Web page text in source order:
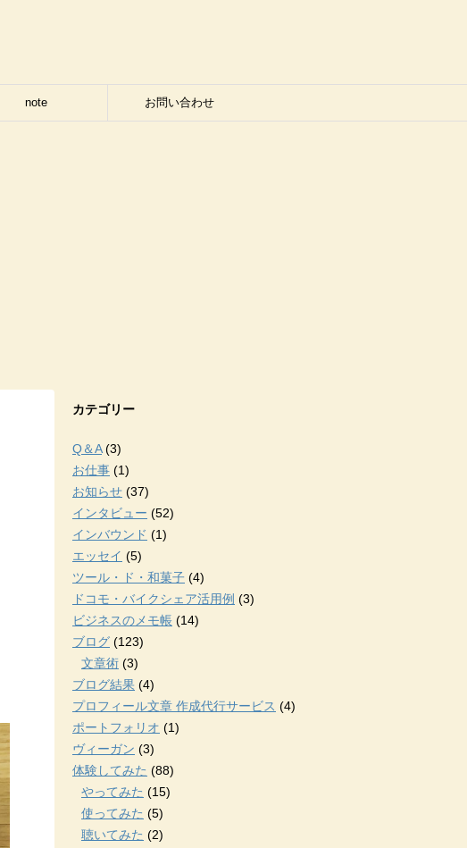
note お問い合わせ
カテゴリー
Q＆A(3)
お仕事 (1)
お知らせ (37)
インタビュー (52)
インバウンド (1)
エッセイ (5)
ツール・ド・和菓子 (4)
ドコモ・バイクシェア活用例 (3)
ビジネスのメモ帳 (14)
ブログ (123)
文章術 (3)
ブログ結果 (4)
プロフィール文章 作成代行サービス (4)
ポートフォリオ (1)
ヴィーガン (3)
体験してみた (88)
やってみた (15)
使ってみた (5)
聴いてみた (2)